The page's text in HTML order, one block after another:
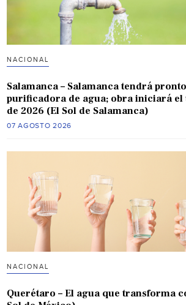
NACIONAL
Salamanca – Salamanca tendrá
purificadora de agua; obra iniciará
de 2026 (El Sol de Salamanca)
07 AGOSTO 2026
NACIONAL
Querétaro – El agua que transforma